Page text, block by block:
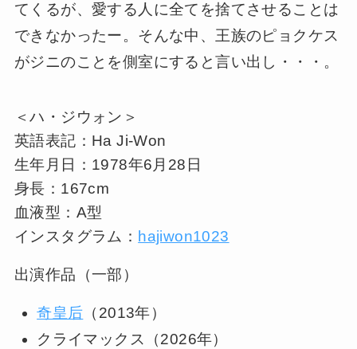
てくるが、愛する人に全てを捨てさせることは
できなかったー。そんな中、王族のピョクケス
がジニのことを側室にすると言い出し・・・。
＜ハ・ジウォン＞
英語表記：Ha Ji-Won
生年月日：1978年6月28日
身長：167cm
血液型：A型
インスタグラム： hajiwon1023
出演作品（一部）
奇皇后 （2013年）
クライマックス（2026年）